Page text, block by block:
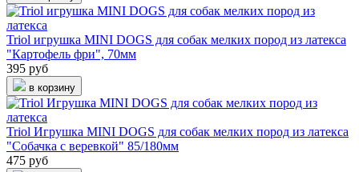
Triol игрушка MINI DOGS для собак мелких пород из латекса
"Картофель фри", 70мм
395 руб
в корзину
Triol Игрушка MINI DOGS для собак мелких пород из латекса
"Собачка с веревкой" 85/180мм
475 руб